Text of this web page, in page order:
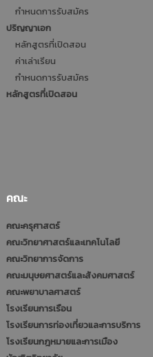
กำหนดการรับสมัคร
ปริญญาเอก
หลักสูตรที่เปิดสอน
ค่าเล่าเรียน
กำหนดการรับสมัคร
หลักสูตรที่เปิดสอน
คณะ
คณะครุศาสตร์
คณะวิทยาศาสตร์และเทคโนโลยี
คณะวิทยาการจัดการ
คณะมนุษยศาสตร์และสังคมศาสตร์
คณะพยาบาลศาสตร์
โรงเรียนการเรือน
โรงเรียนการท่องเที่ยวและการบริการ
โรงเรียนกฎหมายและการเมือง